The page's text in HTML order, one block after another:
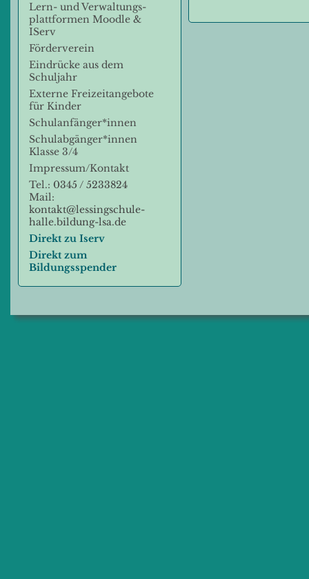
Lern- und Verwaltungs-
plattformen Moodle &
IServ
Förderverein
Eindrücke aus dem
Schuljahr
Externe Freizeitangebote
für Kinder
Schulanfänger*innen
Schulabgänger*innen
Klasse 3/4
Impressum/Kontakt
Tel.: 0345 / 5233824
Mail:
kontakt@lessingschule-
halle.bildung-lsa.de
Direkt zu Iserv
Direkt zum
Bildungsspender